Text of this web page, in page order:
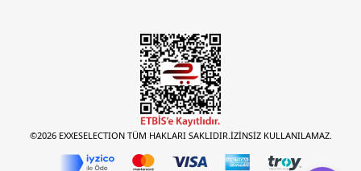
©2026 EXXESELECTION TÜM HAKLARI SAKLIDIR.İZİNSİZ KULLANILAMAZ.